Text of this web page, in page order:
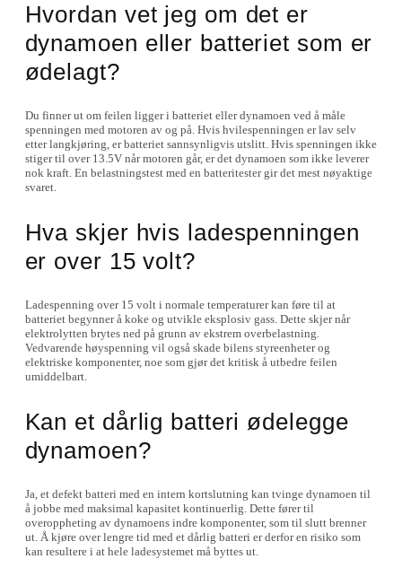
Hvordan vet jeg om det er
dynamoen eller batteriet som er
ødelagt?
Du finner ut om feilen ligger i batteriet eller dynamoen ved å måle
spenningen med motoren av og på. Hvis hvilespenningen er lav selv
etter langkjøring, er batteriet sannsynligvis utslitt. Hvis spenningen ikke
stiger til over 13.5V når motoren går, er det dynamoen som ikke leverer
nok kraft. En belastningstest med en batteritester gir det mest nøyaktige
svaret.
Hva skjer hvis ladespenningen
er over 15 volt?
Ladespenning over 15 volt i normale temperaturer kan føre til at
batteriet begynner å koke og utvikle eksplosiv gass. Dette skjer når
elektrolytten brytes ned på grunn av ekstrem overbelastning.
Vedvarende høyspenning vil også skade bilens styreenheter og
elektriske komponenter, noe som gjør det kritisk å utbedre feilen
umiddelbart.
Kan et dårlig batteri ødelegge
dynamoen?
Ja, et defekt batteri med en intern kortslutning kan tvinge dynamoen til
å jobbe med maksimal kapasitet kontinuerlig. Dette fører til
overoppheting av dynamoens indre komponenter, som til slutt brenner
ut. Å kjøre over lengre tid med et dårlig batteri er derfor en risiko som
kan resultere i at hele ladesystemet må byttes ut.